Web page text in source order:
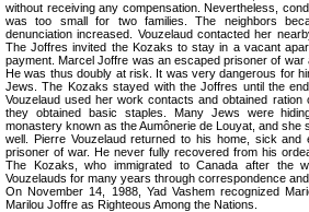
without receiving any compensation. Nevertheless,
was too small for two families. The neighbors
denunciation increased. Vouzelaud contacted her
The Joffres invited the Kozaks to stay in a vacant
payment. Marcel Joffre was an escaped prisoner of war
He was thus doubly at risk. It was very dangerous for
Jews. The Kozaks stayed with the Joffres until the
Vouzelaud used her work contacts and obtained
they obtained basic staples. Many Jews were
monastery known as the Aumônerie de Louyat, and she
well. Pierre Vouzelaud returned to his home, sick
prisoner of war. He never fully recovered from his
The Kozaks, who immigrated to Canada after the
Vouzelauds for many years through correspondence and
On November 14, 1988, Yad Vashem recognized
Marilou Joffre as Righteous Among the Nations.